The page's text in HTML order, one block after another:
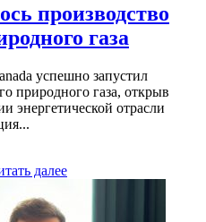
производство
газа
успешно запустил
природного газа, открыв
энергетической отрасли
далее